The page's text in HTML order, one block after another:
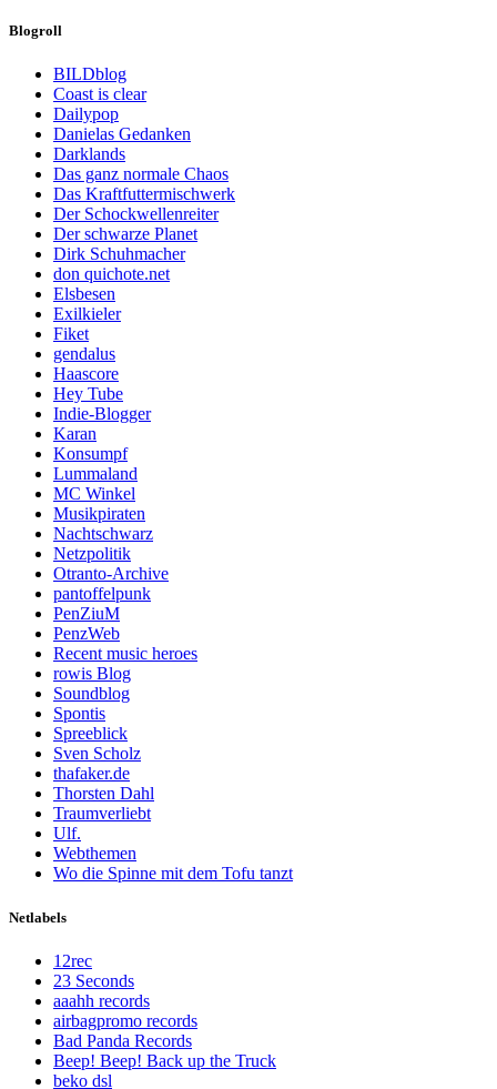
Blogroll
BILDblog
Coast is clear
Dailypop
Danielas Gedanken
Darklands
Das ganz normale Chaos
Das Kraftfuttermischwerk
Der Schockwellenreiter
Der schwarze Planet
Dirk Schuhmacher
don quichote.net
Elsbesen
Exilkieler
Fiket
gendalus
Haascore
Hey Tube
Indie-Blogger
Karan
Konsumpf
Lummaland
MC Winkel
Musikpiraten
Nachtschwarz
Netzpolitik
Otranto-Archive
pantoffelpunk
PenZiuM
PenzWeb
Recent music heroes
rowis Blog
Soundblog
Spontis
Spreeblick
Sven Scholz
thafaker.de
Thorsten Dahl
Traumverliebt
Ulf.
Webthemen
Wo die Spinne mit dem Tofu tanzt
Netlabels
12rec
23 Seconds
aaahh records
airbagpromo records
Bad Panda Records
Beep! Beep! Back up the Truck
beko dsl